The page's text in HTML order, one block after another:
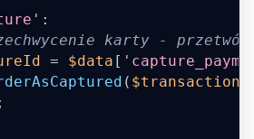
:
karty -
= $data [
(